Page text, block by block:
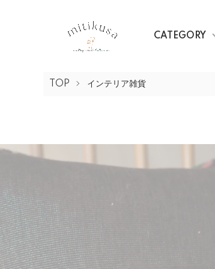
CATEGORY
TOP インテリア雑貨